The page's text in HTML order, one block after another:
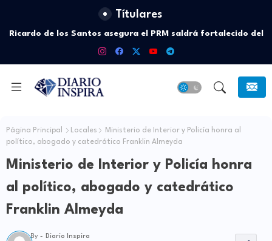
Títulares
Ricardo de los Santos asegura el PRM saldrá fortalecido del
proceso interno para escoger nuevas autoridades
Página Principal Locales
Ministerio de Interior y Policía honra al
político, abogado y catedrático Franklin Almeyda
Ministerio de Interior y Policía honra
al político, abogado y catedrático
Franklin Almeyda
By - Diario Inspira